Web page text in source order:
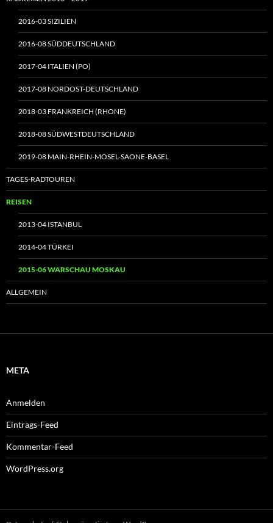
2016-03 SIZILIEN
2016-08 SÜDDEUTSCHLAND
2017-04 ITALIEN (PO)
2017-08 NORDOST-DEUTSCHLAND
2018-03 FRANKREICH (RHONE)
2018-08 SÜDWESTDEUTSCHLAND
2019-08 MAIN-RHEIN-MOSEL-SAONE-BASEL
TAGES-RADTOUREN
REISEN
2013-04 ISTANBUL
2014-04 TÜRKEI
2015-06 WARSCHAU MOSKAU
ALLGEMEIN
META
Anmelden
Eintrags-Feed
Kommentar-Feed
WordPress.org